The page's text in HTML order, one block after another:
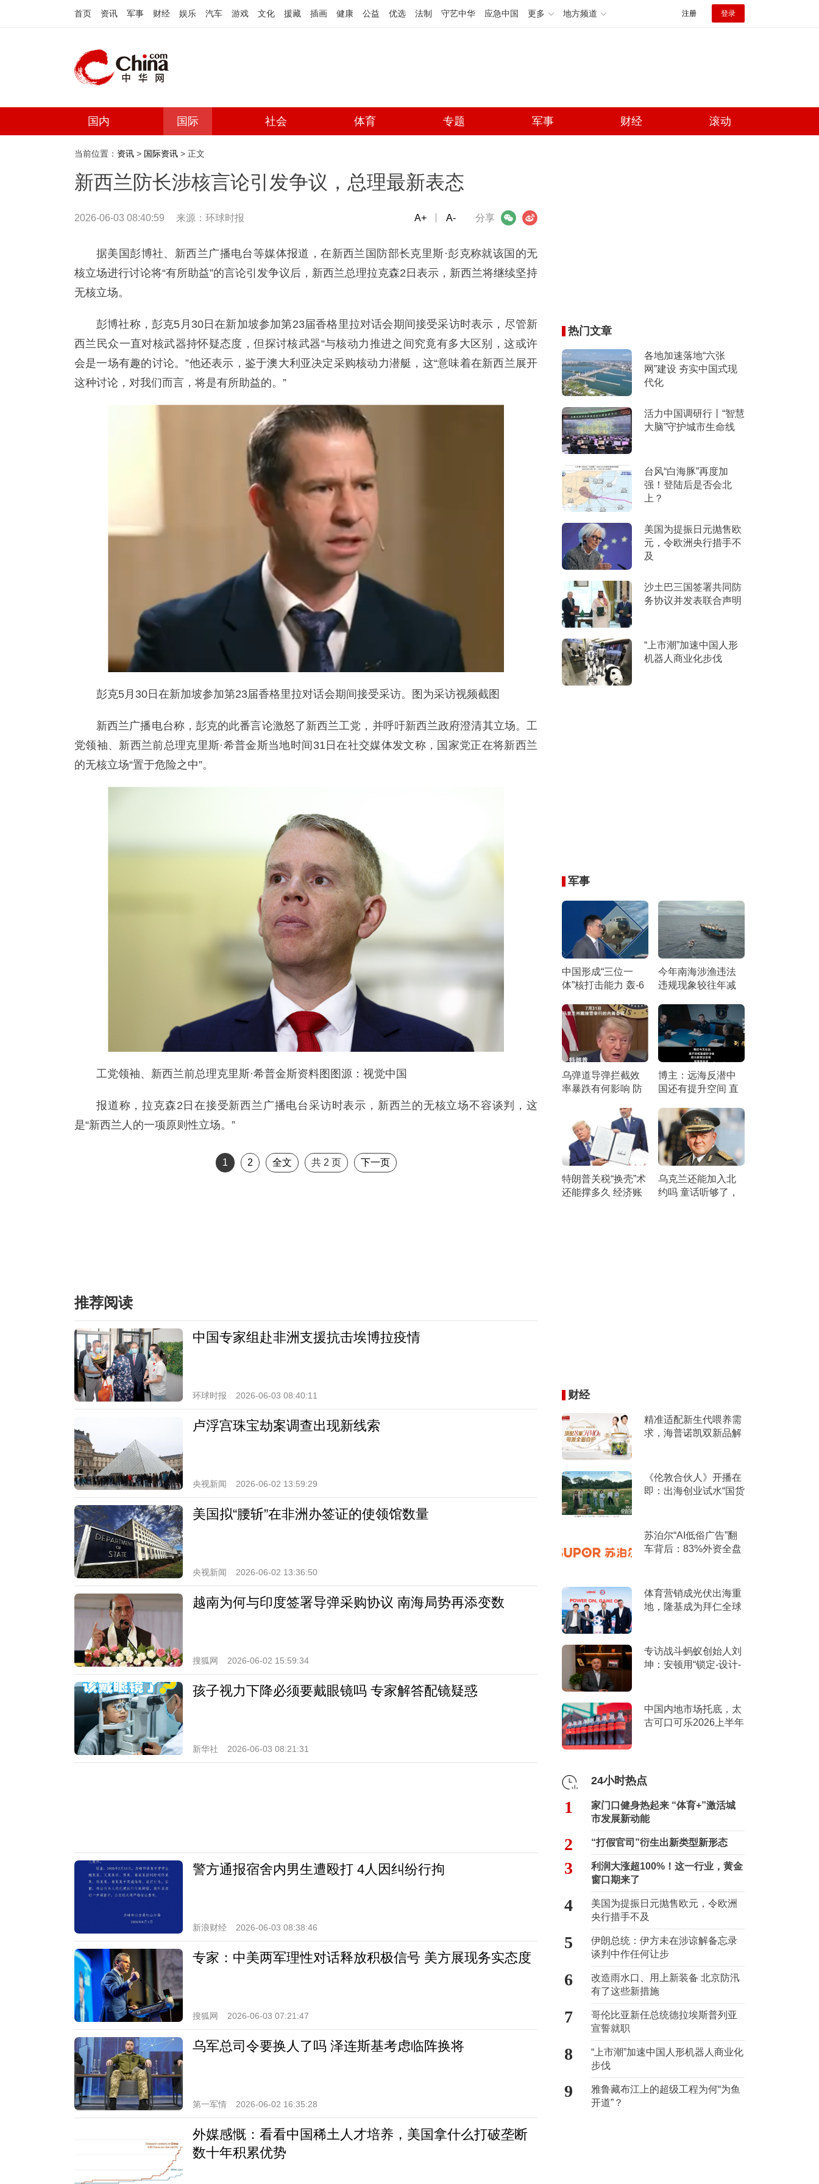
首页 资讯 军事 财经 娱乐 汽车 游戏 文化 援藏 插画 健康 公益 优选 法制 守艺中华 应急中国 更多 地方频道 注册 登录
国内 国际 社会 体育 专题 军事 财经 滚动
当前位置： 资讯 > 国际资讯 > 正文
新西兰防长涉核言论引发争议，总理最新表态
2026-06-03 08:40:59 来源： 环球时报 分享
微信 微博
A+ A-
据美国彭博社、新西兰广播电台等媒体报道，在新西兰国防部长克里斯·彭克称就该国的无
核立场进行讨论将“有所助益”的言论引发争议后，新西兰总理拉克森2日表示，新西兰将继续坚持
无核立场。
彭博社称，彭克5月30日在新加坡参加第23届香格里拉对话会期间接受采访时表示，尽管新
西兰民众一直对核武器持怀疑态度，但探讨核武器“与核动力推进之间究竟有多大区别，这或许
会是一场有趣的讨论。”他还表示，鉴于澳大利亚决定采购核动力潜艇，这“意味着在新西兰展开
这种讨论，对我们而言，将是有所助益的。”
彭克5月30日在新加坡参加第23届香格里拉对话会期间接受采访。图为采访视频截图
新西兰广播电台称，彭克的此番言论激怒了新西兰工党，并呼吁新西兰政府澄清其立场。工
党领袖、新西兰前总理克里斯·希普金斯当地时间31日在社交媒体发文称，国家党正在将新西兰
的无核立场“置于危险之中”。
工党领袖、新西兰前总理克里斯·希普金斯资料图图源：视觉中国
报道称，拉克森2日在接受新西兰广播电台采访时表示，新西兰的无核立场不容谈判，这
是“新西兰人的一项原则性立场。”
1 2 全文 共2 页 下一页
推荐阅读
中国专家组赴非洲支援抗击埃博拉疫情
环球时报 2026-06-03 08:40:11
卢浮宫珠宝劫案调查出现新线索
央视新闻 2026-06-02 13:59:29
美国拟“腰斩”在非洲办签证的使领馆数量
央视新闻 2026-06-02 13:36:50
越南为何与印度签署导弹采购协议 南海局势再添变数
搜狐网 2026-06-02 15:59:34
孩子视力下降必须要戴眼镜吗 专家解答配镜疑惑
新华社 2026-06-03 08:21:31
警方通报宿舍内男生遭殴打 4人因纠纷行拘
新浪财经 2026-06-03 08:38:46
专家：中美两军理性对话释放积极信号 美方展现务实态度
搜狐网 2026-06-03 07:21:47
乌军总司令要换人了吗 泽连斯基考虑临阵换将
第一军情 2026-06-02 16:35:28
外媒感慨：看看中国稀土人才培养，美国拿什么打破垄断
数十年积累优势
热门文章
各地加速落地“六张
网”建设 夯实中国式现
代化
活力中国调研行丨“智慧
大脑”守护城市生命线
台风“白海豚”再度加
强！登陆后是否会北
上？
美国为提振日元抛售欧
元，令欧洲央行措手不
及
沙土巴三国签署共同防
务协议并发表联合声明
“上市潮”加速中国人形
机器人商业化步伐
军事
中国形成“三位一
体”核打击能力 轰-6
注
今年南海涉渔违法
违规现象较往年减
著
乌弹道导弹拦截效
率暴跌有何影响 防
博主：远海反潜中
国还有提升空间 直
特朗普关税“换壳”术
还能撑多久 经济账
乌克兰还能加入北
约吗 童话听够了，
财经
精准适配新生代喂养需
求，海普诺凯双新品解
《伦敦合伙人》开播在
即：出海创业试水“国货
苏泊尔“AI低俗广告”翻
车背后：83%外资全盘
体育营销成光伏出海重
地，隆基成为拜仁全球
专访战斗蚂蚁创始人刘
坤：安顿用“锁定-设计-
中国内地市场托底，太
古可口可乐2026上半年
24小时热点
1
家门口健身热起来 “体育+”激活城
市发展新动能
2 “打假官司”衍生出新类型新形态
3
利润大涨超100%！这一行业，黄金
窗口期来了
4
美国为提振日元抛售欧元，令欧洲
央行措手不及
5
伊朗总统：伊方未在涉谅解备忘录
谈判中作任何让步
6
改造雨水口、用上新装备 北京防汛
有了这些新措施
7
哥伦比亚新任总统德拉埃斯普列亚
宣誓就职
8
“上市潮”加速中国人形机器人商业化
步伐
9
雅鲁藏布江上的超级工程为何“为鱼
开道”？